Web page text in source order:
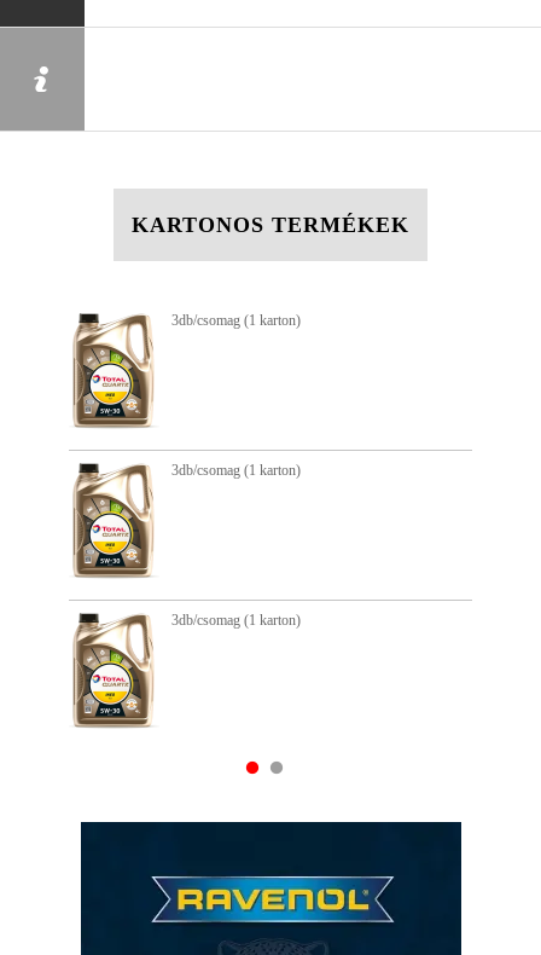
KARTONOS TERMÉKEK
3db/csomag (1 karton)
3db/csomag (1 karton)
3db/csomag (1 karton)